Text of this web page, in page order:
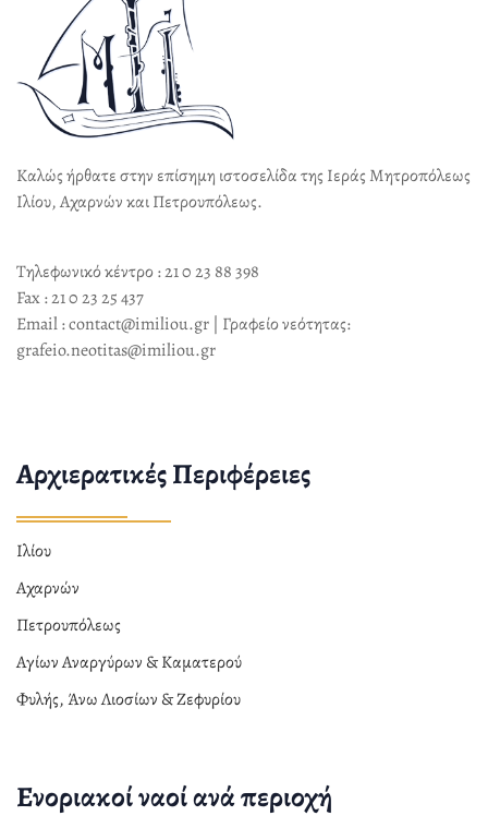
Καλώς ήρθατε στην επίσημη ιστοσελίδα της Ιεράς Μητροπόλεως
Ιλίου, Αχαρνών και Πετρουπόλεως.
Τηλεφωνικό κέντρο : 21 0 23 88 398
Fax : 21 0 23 25 437
Email : contact@imiliou.gr | Γραφείο νεότητας:
grafeio.neotitas@imiliou.gr
Αρχιερατικές Περιφέρειες
Ιλίου
Αχαρνών
Πετρουπόλεως
Αγίων Αναργύρων & Καματερού
Φυλής, Άνω Λιοσίων & Ζεφυρίου
Ενοριακοί ναοί ανά περιοχή